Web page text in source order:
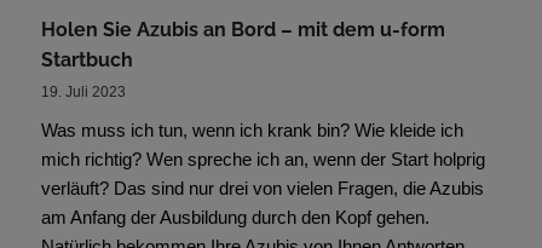
Holen Sie Azubis an Bord – mit dem u-form
Startbuch
19. Juli 2023
Was muss ich tun, wenn ich krank bin? Wie kleide ich
mich richtig? Wen spreche ich an, wenn der Start holprig
verläuft? Das sind nur drei von vielen Fragen, die Azubis
am Anfang der Ausbildung durch den Kopf gehen.